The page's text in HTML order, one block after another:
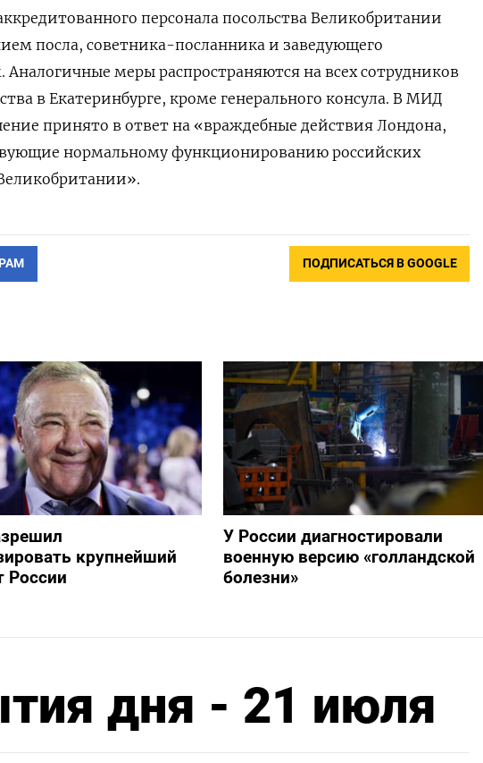
персонала посольства Великобритании
посла, советника-посланника и заведующего
Аналогичные меры распространяются на всех сотрудников
в Екатеринбурге, кроме генерального консула. В МИД
принято в ответ на «враждебные действия Лондона,
нормальному функционированию российских
ПОДПИСАТЬСЯ В GOOGLE
крупнейший
России
У России диагностировали
военную версию «голландской
болезни»
дня - 21 июля